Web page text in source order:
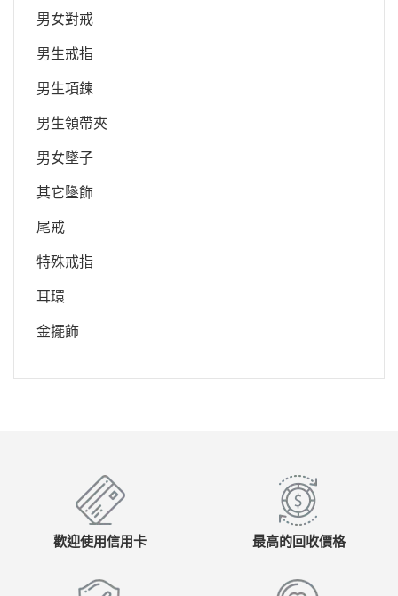
男女對戒
男生戒指
男生項鍊
男生領帶夾
男女墜子
其它墬飾
尾戒
特殊戒指
耳環
金擺飾
歡迎使用信用卡 最高的回收價格